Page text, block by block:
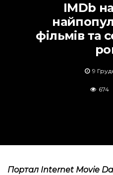
IMDb
фільмів та
9
674
Портал Internet Movie